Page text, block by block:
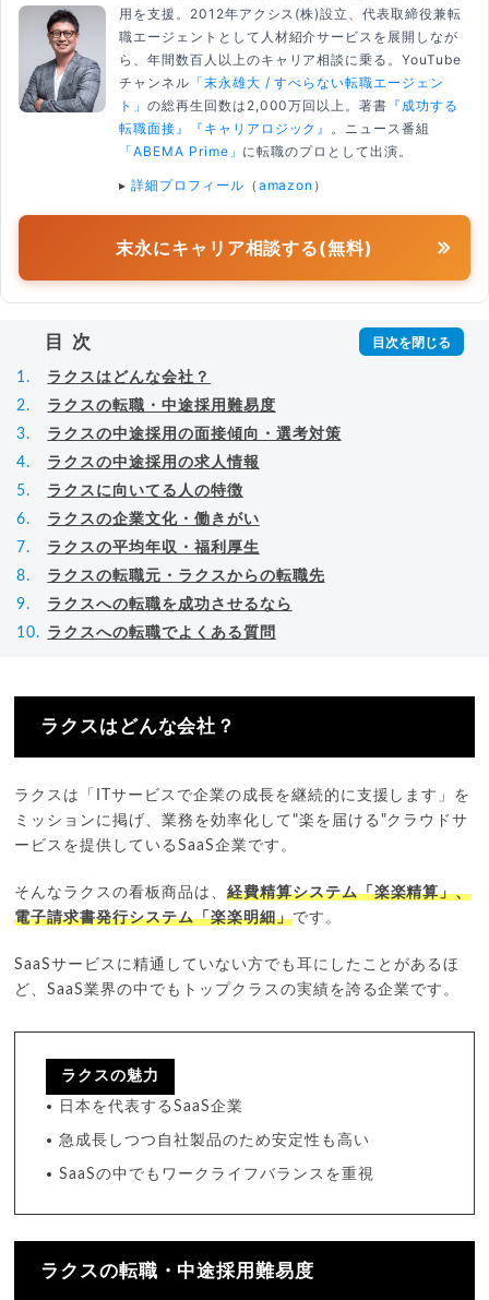
用を支援。2012年アクシス(株)設立、代表取締役兼転
職エージェントとして人材紹介サービスを展開しなが
ら、年間数百人以上のキャリア相談に乗る。YouTube
チャンネル 「末永雄大 / すべらない転職エージェン
ト」 の総再生回数は2,000万回以上。著書 『成功する
転職面接』
『キャリアロジック』
。ニュース番組
「ABEMA Prime」 に転職のプロとして出演。
▸ 詳細プロフィール （ amazon ）
末永にキャリア相談する(無料)
目次
ラクスはどんな会社？
ラクスの転職・中途採用難易度
ラクスの中途採用の面接傾向・選考対策
ラクスの中途採用の求人情報
ラクスに向いてる人の特徴
ラクスの企業文化・働きがい
ラクスの平均年収・福利厚生
ラクスの転職元・ラクスからの転職先
ラクスへの転職を成功させるなら
ラクスへの転職でよくある質問
ラクスはどんな会社？
ラクスは「ITサービスで企業の成長を継続的に支援します」を
ミッションに掲げ、業務を効率化して"楽を届ける"クラウドサ
ービスを提供しているSaaS企業です。
そんなラクスの看板商品は、 経費精算システム「楽楽精算」、
電子請求書発行システム「楽楽明細」です。
SaaSサービスに精通していない方でも耳にしたことがあるほ
ど、SaaS業界の中でもトップクラスの実績を誇る企業です。
ラクスの魅力
日本を代表するSaaS企業
急成長しつつ自社製品のため安定性も高い
SaaSの中でもワークライフバランスを重視
ラクスの転職・中途採用難易度